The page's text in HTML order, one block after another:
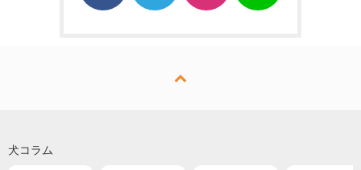
犬コラム